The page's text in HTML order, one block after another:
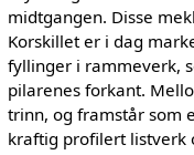
midtgangen. Disse
Korskillet er i dag
fyllinger i rammeverk,
pilarenes forkant.
trinn, og framstår som
kraftig profilert listverk